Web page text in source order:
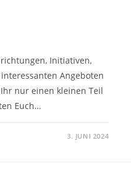
Initiativen,
Angeboten
nur einen kleinen Teil
Euch…
3. JUNI 2024